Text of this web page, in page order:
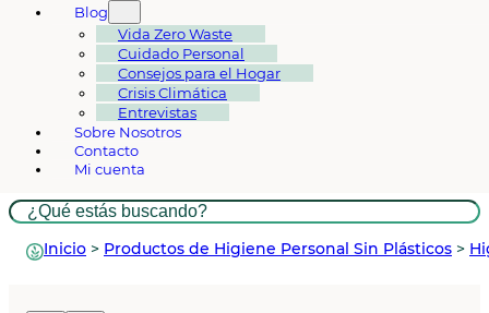
Blog
Vida Zero Waste
Cuidado Personal
Consejos para el Hogar
Crisis Climática
Entrevistas
Sobre Nosotros
Contacto
Mi cuenta
Buscar
Inicio > Productos de Higiene Personal Sin Plásticos >